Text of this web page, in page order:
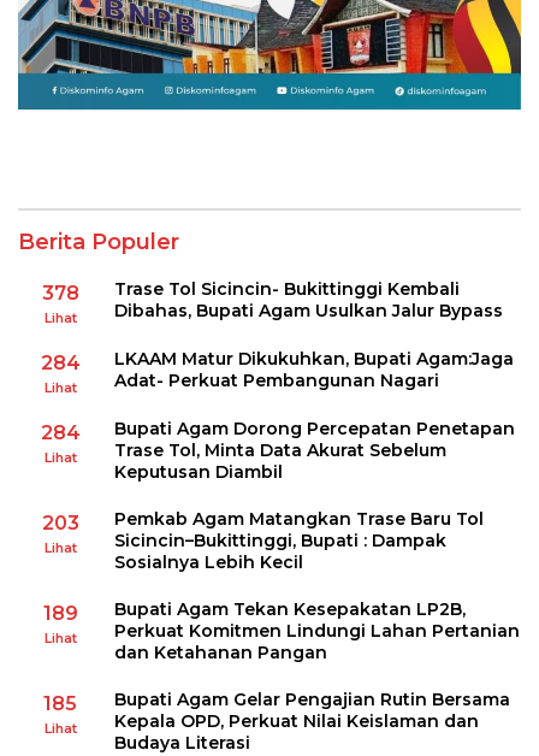
Berita Populer
378
Lihat
Trase Tol Sicincin- Bukittinggi Kembali
Dibahas, Bupati Agam Usulkan Jalur Bypass
284
Lihat
LKAAM Matur Dikukuhkan, Bupati Agam:Jaga
Adat- Perkuat Pembangunan Nagari
284
Lihat
Bupati Agam Dorong Percepatan Penetapan
Trase Tol, Minta Data Akurat Sebelum
Keputusan Diambil
203
Lihat
Pemkab Agam Matangkan Trase Baru Tol
Sicincin–Bukittinggi, Bupati : Dampak
Sosialnya Lebih Kecil
189
Lihat
Bupati Agam Tekan Kesepakatan LP2B,
Perkuat Komitmen Lindungi Lahan Pertanian
dan Ketahanan Pangan
185
Lihat
Bupati Agam Gelar Pengajian Rutin Bersama
Kepala OPD, Perkuat Nilai Keislaman dan
Budaya Literasi